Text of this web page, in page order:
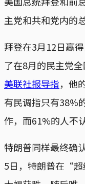
主党和共和党内的
拜登在3月12日赢
了在8月的民主党
美联社报导指，他
有民调指只有38%
作，而61%的人不
特朗普同样最终确
5日，特朗普在“